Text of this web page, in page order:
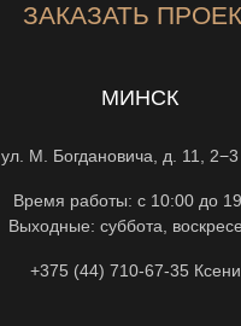
ЗАКАЗАТЬ
МИНСК
ул. М. Богдановича, д. 11, 2−3
Время работы: с 10:00 до
Выходные: суббота,
+375 (44) 710-67-35